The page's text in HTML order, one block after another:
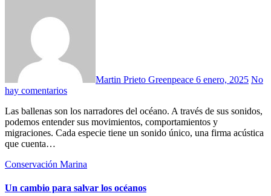
Martin Prieto Greenpeace 6 enero, 2025 No
hay comentarios
Las ballenas son los narradores del océano. A través de sus sonidos,
podemos entender sus movimientos, comportamientos y
migraciones. Cada especie tiene un sonido único, una firma acústica
que cuenta…
Conservación Marina
Un cambio para salvar los océanos